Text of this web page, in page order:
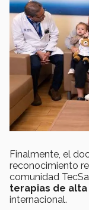
Finalmente, el
reconocimiento
comunidad
terapias de
internacional.